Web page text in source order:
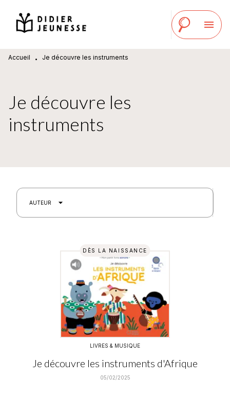
MENU RECHERCHE
PIED DE PAGE
menu
Accueil • Je découvre les instruments
Je découvre les
instruments
AUTEUR arrow_drop_down
DÈS LA NAISSANCE
LIVRES & MUSIQUE
Je découvre les instruments d'Afrique
05/02/2025